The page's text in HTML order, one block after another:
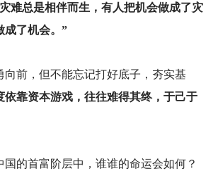
难总是相伴而生，有人把机会做成了灾
成了机会。”
向前，但不能忘记打好底子，夯实基
依靠资本游戏，往往难得其终，于己于
的首富阶层中，谁谁的命运会如何？